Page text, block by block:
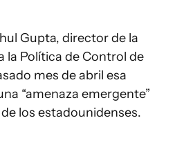
Gupta, director de la
la Política de Control de
mes de abril esa
“amenaza emergente”
los estadounidenses.